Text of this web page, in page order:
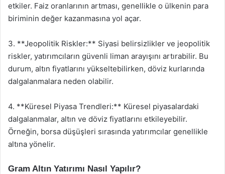
etkiler. Faiz oranlarının artması, genellikle o ülkenin para
biriminin değer kazanmasına yol açar.
3. **Jeopolitik Riskler:** Siyasi belirsizlikler ve jeopolitik
riskler, yatırımcıların güvenli liman arayışını artırabilir. Bu
durum, altın fiyatlarını yükseltebilirken, döviz kurlarında
dalgalanmalara neden olabilir.
4. **Küresel Piyasa Trendleri:** Küresel piyasalardaki
dalgalanmalar, altın ve döviz fiyatlarını etkileyebilir.
Örneğin, borsa düşüşleri sırasında yatırımcılar genellikle
altına yönelir.
Gram Altın Yatırımı Nasıl Yapılır?